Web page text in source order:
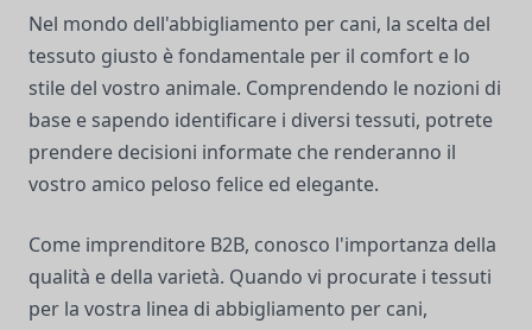
Nel mondo dell'abbigliamento per cani, la scelta del
tessuto giusto è fondamentale per il comfort e lo
stile del vostro animale. Comprendendo le nozioni di
base e sapendo identificare i diversi tessuti, potrete
prendere decisioni informate che renderanno il
vostro amico peloso felice ed elegante.
Come imprenditore B2B, conosco l'importanza della
qualità e della varietà. Quando vi procurate i tessuti
per la vostra linea di abbigliamento per cani,